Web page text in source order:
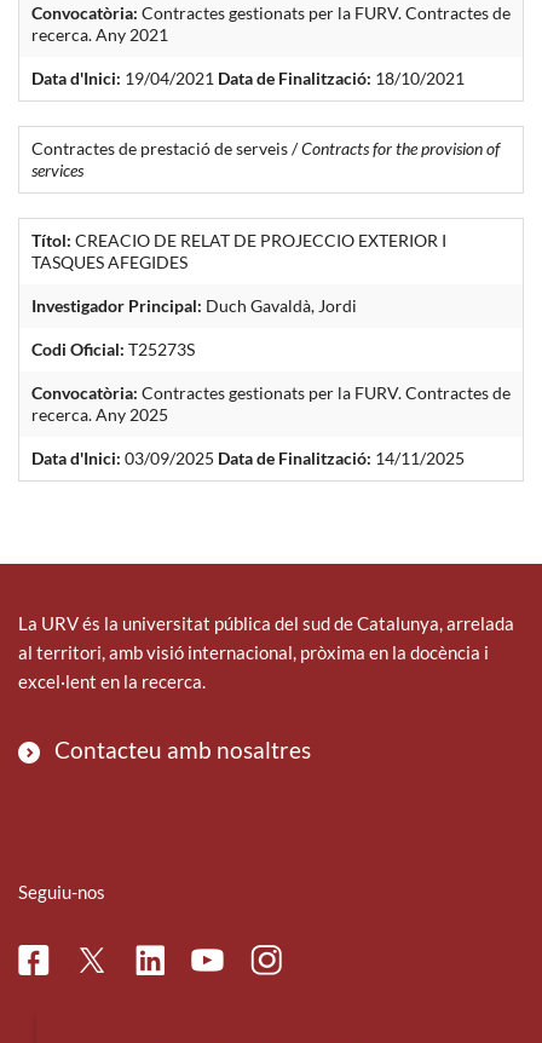
Convocatòria: Contractes gestionats per la FURV. Contractes de
recerca. Any 2021
Data d'Inici: 19/04/2021 Data de Finalització: 18/10/2021
Contractes de prestació de serveis /Contracts for the provision of
services
Títol: CREACIO DE RELAT DE PROJECCIO EXTERIOR I
TASQUES AFEGIDES
Investigador Principal: Duch Gavaldà, Jordi
Codi Oficial: T25273S
Convocatòria: Contractes gestionats per la FURV. Contractes de
recerca. Any 2025
Data d'Inici: 03/09/2025 Data de Finalització: 14/11/2025
La URV és la universitat pública del sud de Catalunya, arrelada
al territori, amb visió internacional, pròxima en la docència i
excel·lent en la recerca.
Contacteu amb nosaltres
Seguiu-nos
FacebookTwitterLinkedinYoutubeInstagram